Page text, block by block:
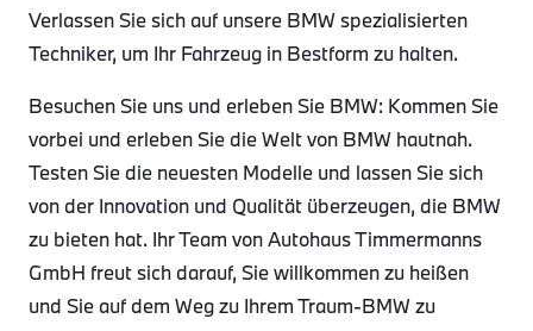
Verlassen Sie sich auf unsere BMW spezialisierten
Techniker, um Ihr Fahrzeug in Bestform zu halten.
Besuchen Sie uns und erleben Sie BMW: Kommen Sie
vorbei und erleben Sie die Welt von BMW hautnah.
Testen Sie die neuesten Modelle und lassen Sie sich
von der Innovation und Qualität überzeugen, die BMW
zu bieten hat. Ihr Team von Autohaus Timmermanns
GmbH freut sich darauf, Sie willkommen zu heißen
und Sie auf dem Weg zu Ihrem Traum-BMW zu